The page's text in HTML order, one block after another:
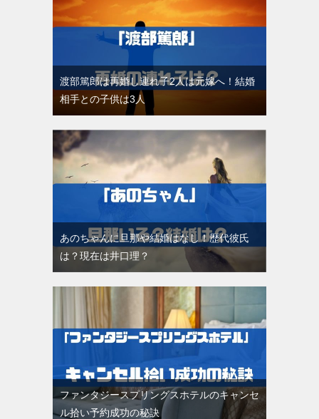
渡部篤郎は再婚し連れ子2人は元嫁へ！結婚
相手との子供は3人
あのちゃんに旦那や結婚はなし！歴代彼氏
は？現在は井口理？
ファンタジースプリングスホテルのキャンセ
ル拾い予約成功の秘訣